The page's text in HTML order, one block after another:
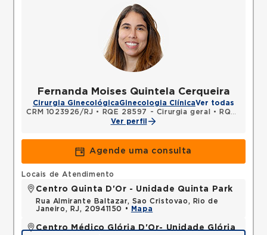
Fernanda Moises Quintela Cerqueira
Cirurgia GinecológicaGinecologia ClínicaVer todas
CRM 1023926/RJ • RQE 28597 - Cirurgia geral •
RQE 42354 - Ginecologia e obstetrícia
Ver perfil
Agende uma consulta
Locais de Atendimento
Centro Quinta D'Or - Unidade Quinta Park
Rua Almirante Baltazar, Sao Cristovao, Rio de
Janeiro, RJ, 20941150 •
Mapa
Centro Médico Glória D'Or- Unidade Glória